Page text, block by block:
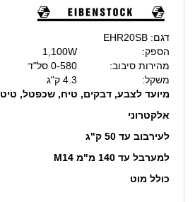
דגם: EHR20SB
הספק:
1,100W
מהירות סיבוב:
0-580 סל"ד
משקל:
4.3 ק"ג
מיועד לצבע, דבקים, טיח, שכפטל, טיט
אלקטרוני
לעירבוב עד 50 ק"ג
למערבל עד 140 מ"מ M14
כולל מוט